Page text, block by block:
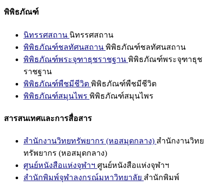
พิพิธภัณฑ์
นิทรรศสถาน นิทรรศสถาน
พิพิธภัณฑ์ชลทัศนสถาน พิพิธภัณฑ์ชลทัศนสถาน
พิพิธภัณฑ์พระจุฑาธุชราชฐาน พิพิธภัณฑ์พระจุฑาธุช
ราชฐาน
พิพิธภัณฑ์พืชมีชีวิต พิพิธภัณฑ์พืชมีชีวิต
พิพิธภัณฑ์สมุนไพร พิพิธภัณฑ์สมุนไพร
สารสนเทศและการสื่อสาร
สำนักงานวิทยทรัพยากร (หอสมุดกลาง) สำนักงานวิทย
ทรัพยากร (หอสมุดกลาง)
ศูนย์หนังสือแห่งจุฬาฯ ศูนย์หนังสือแห่งจุฬาฯ
สำนักพิมพ์จุฬาลงกรณ์มหาวิทยาลัย สำนักพิมพ์